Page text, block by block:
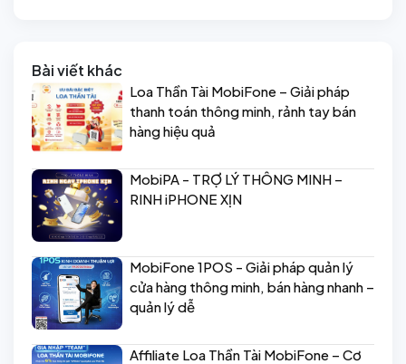
Bài viết khác
Loa Thần Tài MobiFone – Giải pháp
thanh toán thông minh, rảnh tay bán
hàng hiệu quả
MobiPA - TRỢ LÝ THÔNG MINH –
RINH iPHONE XỊN
MobiFone 1POS - Giải pháp quản lý
cửa hàng thông minh, bán hàng nhanh –
quản lý dễ
Affiliate Loa Thần Tài MobiFone – Cơ